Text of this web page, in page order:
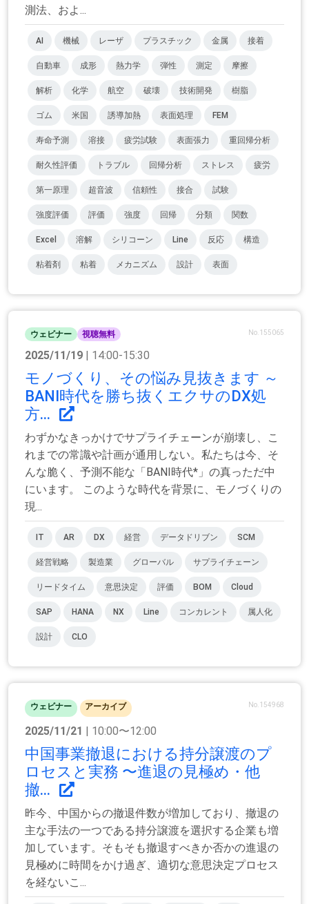
測法、およ...
AI 機械 レーザ プラスチック 金属 接着
自動車 成形 熱力学 弾性 測定 摩擦
解析 化学 航空 破壊 技術開発 樹脂
ゴム 米国 誘導加熱 表面処理 FEM
寿命予測 溶接 疲労試験 表面張力 重回帰分析
耐久性評価 トラブル 回帰分析 ストレス 疲労
第一原理 超音波 信頼性 接合 試験
強度評価 評価 強度 回帰 分類 関数
Excel 溶解 シリコーン Line 反応 構造
粘着剤 粘着 メカニズム 設計 表面
ウェビナー 視聴無料 No.155065
2025/11/19 | 14:00-15:30
モノづくり、その悩み見抜きます ～
BANI時代を勝ち抜くエクサのDX処
方...
わずかなきっかけでサプライチェーンが崩壊し、こ
れまでの常識や計画が通用しない。私たちは今、そ
んな脆く、予測不能な「BANI時代*」の真っただ中
にいます。 このような時代を背景に、モノづくりの
現...
IT AR DX 経営 データドリブン SCM
経営戦略 製造業 グローバル サプライチェーン
リードタイム 意思決定 評価 BOM Cloud
SAP HANA NX Line コンカレント 属人化
設計 CLO
ウェビナー アーカイブ No.154968
2025/11/21 | 10:00〜12:00
中国事業撤退における持分譲渡のプ
ロセスと実務 〜進退の見極め・他
撤...
昨今、中国からの撤退件数が増加しており、撤退の
主な手法の一つである持分譲渡を選択する企業も増
加しています。そもそも撤退すべきか否かの進退の
見極めに時間をかけ過ぎ、適切な意思決定プロセス
を経ないこ...